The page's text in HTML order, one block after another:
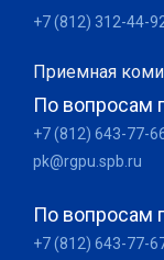
+7 (812) 312-44-
Приемная
По вопросам
+7 (812) 643-77-
pk@rgpu.spb.ru
По вопросам
+7 (812) 643-77-